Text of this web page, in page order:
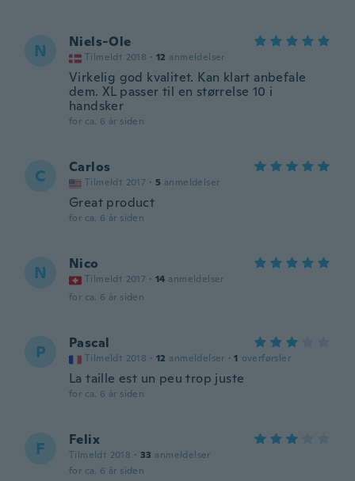
N Niels-Ole
Tilmeldt 2018 · 12 anmeldelser
Virkelig god kvalitet. Kan klart anbefale
dem. XL passer til en størrelse 10 i
handsker
for ca. 6 år siden
C Carlos
Tilmeldt 2017 · 5 anmeldelser
Great product
for ca. 6 år siden
N Nico
Tilmeldt 2017 · 14 anmeldelser
for ca. 6 år siden
P Pascal
Tilmeldt 2018 · 12 anmeldelser · 1 overførsler
La taille est un peu trop juste
for ca. 6 år siden
F Felix
Tilmeldt 2018 · 33 anmeldelser
for ca. 6 år siden